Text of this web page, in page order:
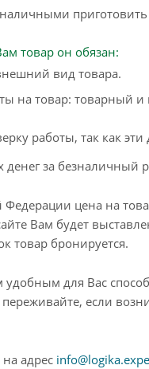
товар он обязан:
вид товара.
на товар: товарный и
работы, так как
за безналичный
Федерации цена на
Вам будет
товар бронируется.
для Вас
если
адрес